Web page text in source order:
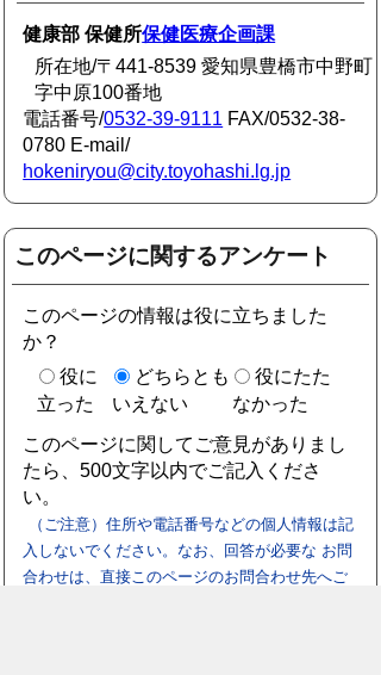
健康部 保健所保健医療企画課
所在地/〒441-8539 愛知県豊橋市中野町
字中原100番地
電話番号/0532-39-9111 FAX/0532-38-
0780 E-mail/
hokeniryou@city.toyohashi.lg.jp
このページに関するアンケート
このページの情報は役に立ちました
か？
役に
立った
どちらとも
いえない
役にたた
なかった
このページに関してご意見がありまし
たら、500文字以内でご記入くださ
い。
（ご注意）住所や電話番号などの個人情報は記
入しないでください。なお、回答が必要な お問
合わせは、直接このページのお問合わせ先へご